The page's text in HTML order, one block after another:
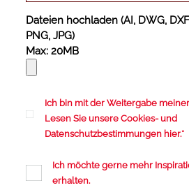
Dateien hochladen (AI, DWG,
PNG, JPG)
Max: 20MB
Ich bin mit der Weitergabe
Lesen Sie unsere Cookies- und
Datenschutzbestimmungenhier.*
Ich möchte gerne mehr
erhalten.